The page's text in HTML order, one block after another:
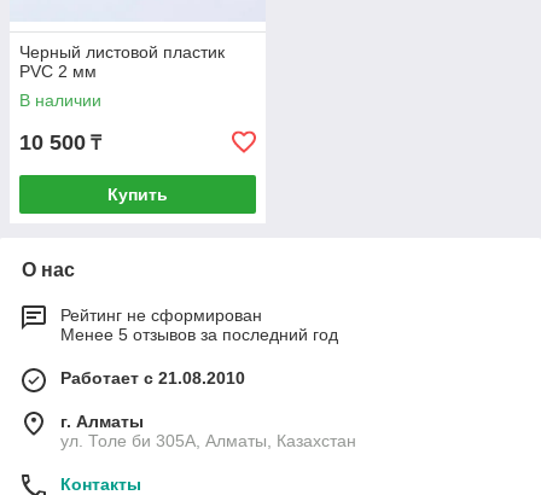
Черный листовой пластик
PVC 2 мм
В наличии
10 500 ₸
Купить
О нас
Рейтинг не сформирован
Менее 5 отзывов за последний год
Работает с 21.08.2010
г. Алматы
ул. Толе би 305А, Алматы, Казахстан
Контакты